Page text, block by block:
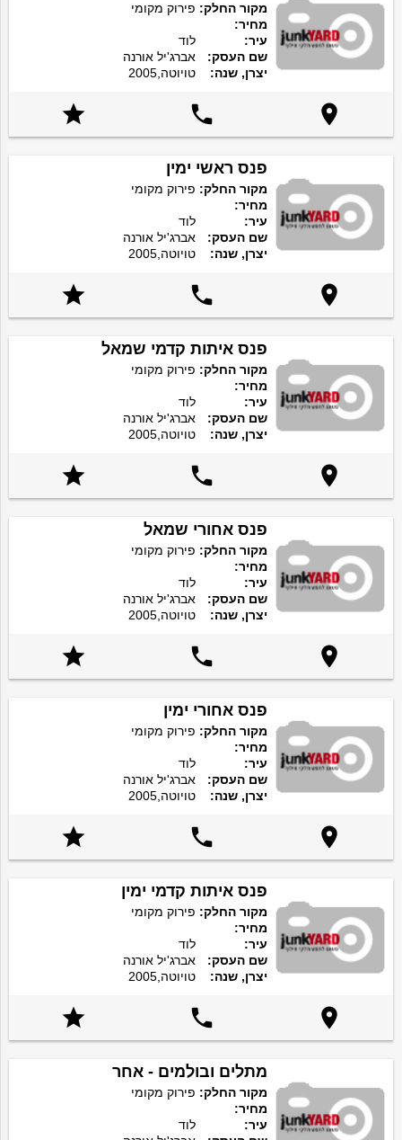
מקור החלק: פירוק מקומי
מחיר:
עיר:
לוד
שם העסק:
אברג'יל אורנה
יצרן, שנה:
טויוטה,2005



פנס ראשי ימין
מקור החלק: פירוק מקומי
מחיר:
עיר:
לוד
שם העסק:
אברג'יל אורנה
יצרן, שנה:
טויוטה,2005



פנס איתות קדמי שמאל
מקור החלק: פירוק מקומי
מחיר:
עיר:
לוד
שם העסק:
אברג'יל אורנה
יצרן, שנה:
טויוטה,2005



פנס אחורי שמאל
מקור החלק: פירוק מקומי
מחיר:
עיר:
לוד
שם העסק:
אברג'יל אורנה
יצרן, שנה:
טויוטה,2005



פנס אחורי ימין
מקור החלק: פירוק מקומי
מחיר:
עיר:
לוד
שם העסק:
אברג'יל אורנה
יצרן, שנה:
טויוטה,2005



פנס איתות קדמי ימין
מקור החלק: פירוק מקומי
מחיר:
עיר:
לוד
שם העסק:
אברג'יל אורנה
יצרן, שנה:
טויוטה,2005



מתלים ובולמים - אחר
מקור החלק: פירוק מקומי
מחיר:
עיר:
לוד